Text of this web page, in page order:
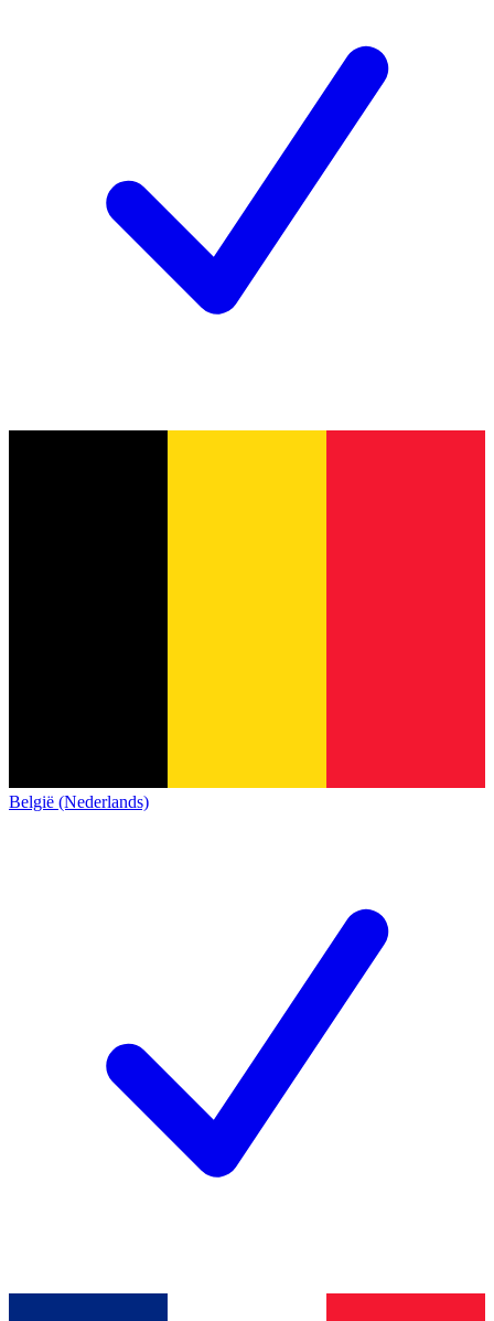
België (Nederlands)